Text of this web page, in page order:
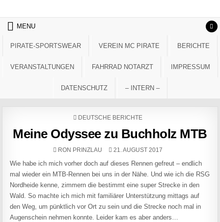
MENU
PIRATE-SPORTSWEAR VEREIN MC PIRATE BERICHTE
VERANSTALTUNGEN FAHRRAD NOTARZT IMPRESSUM
DATENSCHUTZ – INTERN –
POSTED IN
DEUTSCHE BERICHTE
Meine Odyssee zu Buchholz MTB
AUTHOR:
RON PRINZLAU PUBLISHED DATE:
21. AUGUST 2017
Wie habe ich mich vorher doch auf dieses Rennen gefreut – endlich
mal wieder ein MTB-Rennen bei uns in der Nähe. Und wie ich die RSG
Nordheide kenne, zimmern die bestimmt eine super Strecke in den
Wald. So machte ich mich mit familiärer Unterstützung mittags auf
den Weg, um pünktlich vor Ort zu sein und die Strecke noch mal in
Augenschein nehmen konnte. Leider kam es aber anders…